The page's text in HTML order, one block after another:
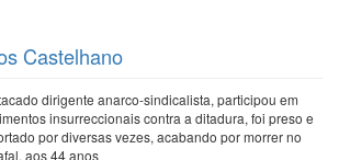
Castelhano
dirigente anarco-sindicalista, participou em
insurreccionais contra a ditadura, foi preso e
por diversas vezes, acabando por morrer no
aos 44 anos